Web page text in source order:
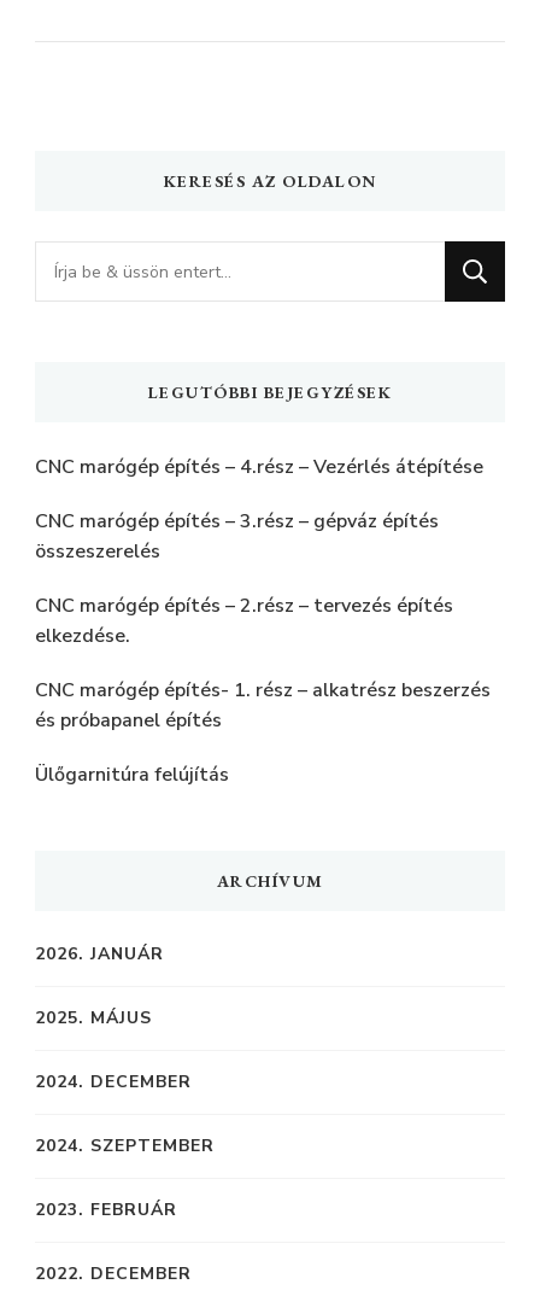
KERESÉS AZ OLDALON
Keres
valamit?
LEGUTÓBBI BEJEGYZÉSEK
CNC marógép építés – 4.rész – Vezérlés átépítése
CNC marógép építés – 3.rész – gépváz építés
összeszerelés
CNC marógép építés – 2.rész – tervezés építés
elkezdése.
CNC marógép építés- 1. rész – alkatrész beszerzés
és próbapanel építés
Ülőgarnitúra felújítás
ARCHÍVUM
2026. JANUÁR
2025. MÁJUS
2024. DECEMBER
2024. SZEPTEMBER
2023. FEBRUÁR
2022. DECEMBER